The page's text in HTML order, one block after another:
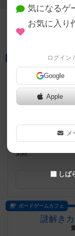
旨味で遊ぶことができ
ています。公開プロフ
すると、同じ都道府県
ボードゲームカフェ
JELLY
愛知
遊べるボードゲーム
名古屋駅から徒歩５
ードゲームが初めて
気軽...
ボードゲームカフェ
謎解き
気になるゲ
お気に入り
ログイン
Google
Apple
メ
しば